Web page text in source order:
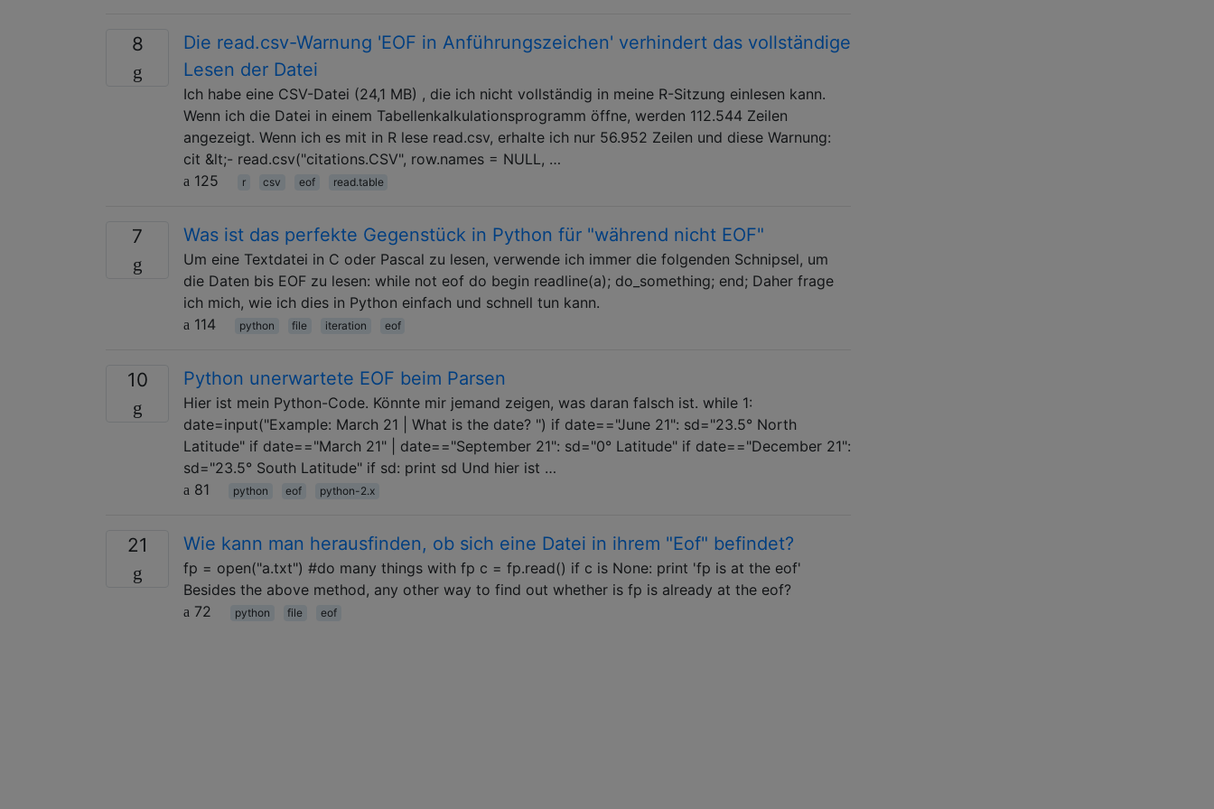
8
Die read.csv-Warnung 'EOF in Anführungszeichen' verhindert das vollständige
Lesen der Datei
Ich habe eine CSV-Datei (24,1 MB) , die ich nicht vollständig in meine R-Sitzung einlesen kann.
Wenn ich die Datei in einem Tabellenkalkulationsprogramm öffne, werden 112.544 Zeilen
angezeigt. Wenn ich es mit in R lese read.csv, erhalte ich nur 56.952 Zeilen und diese Warnung:
cit &lt;- read.csv("citations.CSV", row.names = NULL, …
125
r csv eof read.table
7 Was ist das perfekte Gegenstück in Python für "während nicht EOF"
Um eine Textdatei in C oder Pascal zu lesen, verwende ich immer die folgenden Schnipsel, um
die Daten bis EOF zu lesen: while not eof do begin readline(a); do_something; end; Daher frage
ich mich, wie ich dies in Python einfach und schnell tun kann.
114
python file iteration eof
10 Python unerwartete EOF beim Parsen
Hier ist mein Python-Code. Könnte mir jemand zeigen, was daran falsch ist. while 1:
date=input("Example: March 21 | What is the date? ") if date=="June 21": sd="23.5° North
Latitude" if date=="March 21" | date=="September 21": sd="0° Latitude" if date=="December 21":
sd="23.5° South Latitude" if sd: print sd Und hier ist …
81
python eof python-2.x
21 Wie kann man herausfinden, ob sich eine Datei in ihrem "Eof" befindet?
fp = open("a.txt") #do many things with fp c = fp.read() if c is None: print 'fp is at the eof'
Besides the above method, any other way to find out whether is fp is already at the eof?
72
python file eof